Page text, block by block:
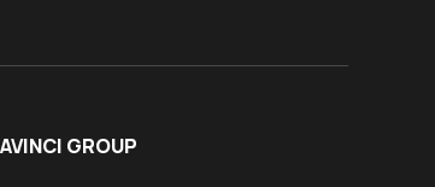
GROUP